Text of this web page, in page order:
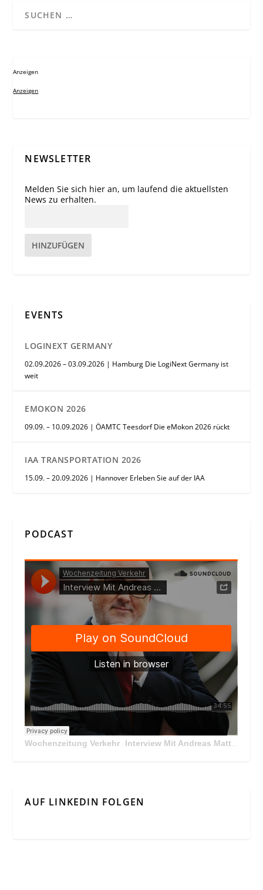
Anzeigen
Anzeigen
NEWSLETTER
Melden Sie sich hier an, um laufend die aktuellsten
News zu erhalten.
HINZUFÜGEN
EVENTS
LOGINEXT GERMANY
02.09.2026 – 03.09.2026 | Hamburg Die LogiNext Germany ist
weit
EMOKON 2026
09.09. – 10.09.2026 | ÖAMTC Teesdorf Die eMokon 2026 rückt
IAA TRANSPORTATION 2026
15.09. – 20.09.2026 | Hannover Erleben Sie auf der IAA
PODCAST
Wochenzeitung Verkehr · Interview Mit Andreas Matthä, CEO der ÖBB Holding
AUF LINKEDIN FOLGEN